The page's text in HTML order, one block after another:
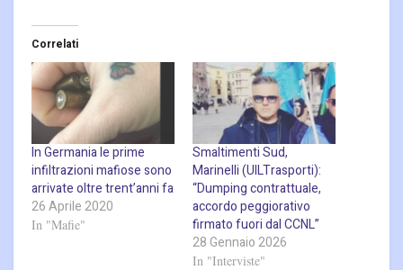
Correlati
In Germania le prime
infiltrazioni mafiose sono
arrivate oltre trent’anni fa
26 Aprile 2020
In "Mafie"
Smaltimenti Sud,
Marinelli (UILTrasporti):
“Dumping contrattuale,
accordo peggiorativo
firmato fuori dal CCNL”
28 Gennaio 2026
In "Interviste"